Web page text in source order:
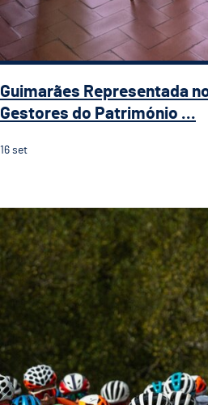
Guimarães Representada
Gestores do Património ...
16 set
Guimarães recebe a 5.ª etapa